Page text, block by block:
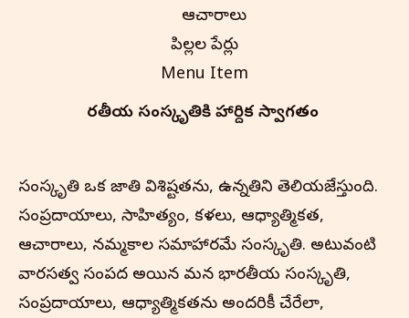
ఆచారాలు
పిల్లల పేర్లు
Menu Item
భారతీయ సంస్కృతి‌కి హార్దిక స్వాగతం
సంస్కృతి ఒక జాతి విశిష్టతను, ఉన్నతిని తెలియజేస్తుంది.
సంప్రదాయాలు, సాహిత్యం, కళలు, ఆధ్యాత్మికత,
ఆచారాలు, నమ్మకాల సమాహారమే సంస్కృతి. అటువంటి
వారసత్వ సంపద అయిన మన భారతీయ సంస్కృతి,
సంప్రదాయాలు, ఆధ్యాత్మికతను అందరికీ చేరేలా,